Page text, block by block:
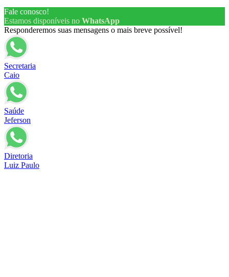
Fale conosco!
Estamos disponíveis no WhatsApp
Responderemos suas mensagens o mais breve possível!
Secretaria
Caio
Saúde
Jeferson
Diretoria
Luiz Paulo